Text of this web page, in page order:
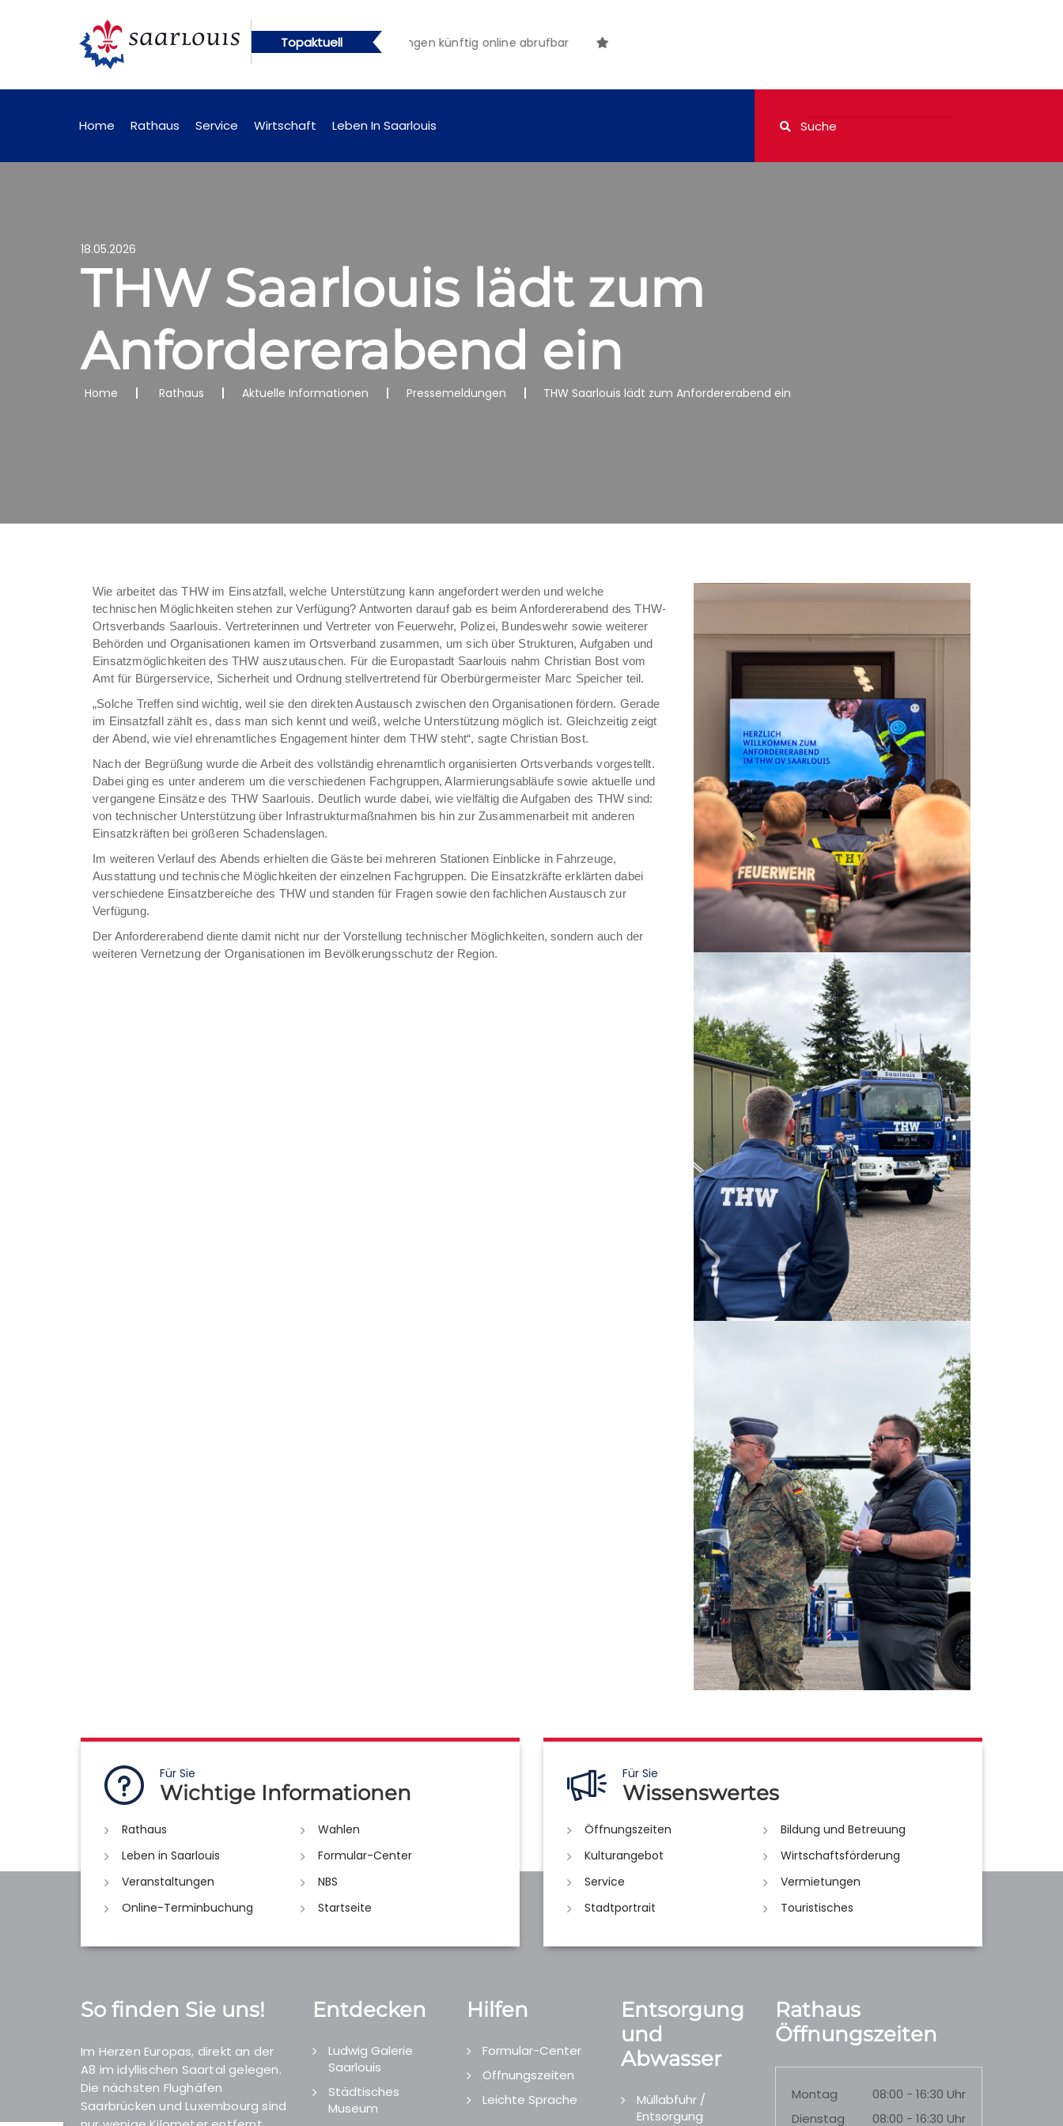
Topaktuell
künftig online abrufbar Öffentliche Bekanntmachungen künftig online abrufbar
Home Rathaus Service Wirtschaft Leben In Saarlouis
18.05.2026
THW Saarlouis lädt zum
Anfordererabend ein
Home Rathaus Aktuelle Informationen Pressemeldungen THW Saarlouis lädt zum Anfordererabend ein
Wie arbeitet das THW im Einsatzfall, welche Unterstützung kann angefordert werden und welche
technischen Möglichkeiten stehen zur Verfügung? Antworten darauf gab es beim Anfordererabend des THW-
Ortsverbands Saarlouis. Vertreterinnen und Vertreter von Feuerwehr, Polizei, Bundeswehr sowie weiterer
Behörden und Organisationen kamen im Ortsverband zusammen, um sich über Strukturen, Aufgaben und
Einsatzmöglichkeiten des THW auszutauschen. Für die Europastadt Saarlouis nahm Christian Bost vom
Amt für Bürgerservice, Sicherheit und Ordnung stellvertretend für Oberbürgermeister Marc Speicher teil.
„Solche Treffen sind wichtig, weil sie den direkten Austausch zwischen den Organisationen fördern. Gerade
im Einsatzfall zählt es, dass man sich kennt und weiß, welche Unterstützung möglich ist. Gleichzeitig zeigt
der Abend, wie viel ehrenamtliches Engagement hinter dem THW steht“, sagte Christian Bost.
Nach der Begrüßung wurde die Arbeit des vollständig ehrenamtlich organisierten Ortsverbands vorgestellt.
Dabei ging es unter anderem um die verschiedenen Fachgruppen, Alarmierungsabläufe sowie aktuelle und
vergangene Einsätze des THW Saarlouis. Deutlich wurde dabei, wie vielfältig die Aufgaben des THW sind:
von technischer Unterstützung über Infrastrukturmaßnahmen bis hin zur Zusammenarbeit mit anderen
Einsatzkräften bei größeren Schadenslagen.
Im weiteren Verlauf des Abends erhielten die Gäste bei mehreren Stationen Einblicke in Fahrzeuge,
Ausstattung und technische Möglichkeiten der einzelnen Fachgruppen. Die Einsatzkräfte erklärten dabei
verschiedene Einsatzbereiche des THW und standen für Fragen sowie den fachlichen Austausch zur
Verfügung.
Der Anfordererabend diente damit nicht nur der Vorstellung technischer Möglichkeiten, sondern auch der
weiteren Vernetzung der Organisationen im Bevölkerungsschutz der Region.
Für Sie
Wichtige Informationen
Rathaus
Wahlen
Leben in Saarlouis
Formular-Center
Veranstaltungen
NBS
Online-Terminbuchung
Startseite
Für Sie
Wissenswertes
Öffnungszeiten
Bildung und Betreuung
Kulturangebot
Wirtschaftsförderung
Service
Vermietungen
Stadtportrait
Touristisches
So finden Sie uns!
Im Herzen Europas, direkt an der
A8 im idyllischen Saartal gelegen.
Die nächsten Flughäfen
Saarbrücken und Luxembourg sind
Entdecken
Ludwig Galerie
Saarlouis
Städtisches
Museum
Hilfen
Formular-Center
Öffnungszeiten
Leichte Sprache
Entsorgung
und
Abwasser
Müllabfuhr /
Entsorgung
Rathaus
Öffnungszeiten
Montag
08:00 - 16:30 Uhr
Dienstag
08:00 - 16:30 Uhr